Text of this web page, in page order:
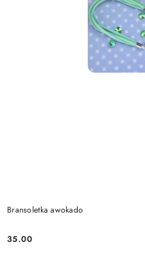
Bransoletka awokado
Cena:
35.00